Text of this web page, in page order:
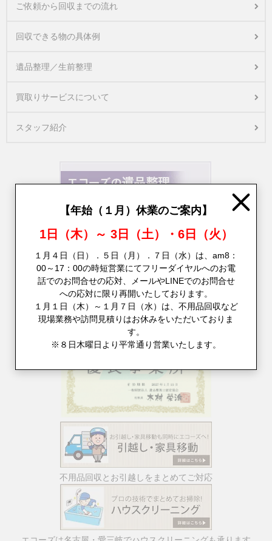
ご依頼から回収までの流れ
回収できる物の具体例
遺品整理／生前整理
買取りサービスについて
スタッフ紹介
不用品回収とお引越しをまとめてご対応
【年始（１月）休業のご案内】
1日（木）～ 3日（土）・6日（火）
１月４日（日）．５日（月）．７日（水）は、am8：
00～17：00の時短営業にてフリーダイヤルへのお電
話でのお問合せの応対、メールやLINEでのお問合せ
への応対に限り再開いたしております。
１月１日（木）～１月７日（水）は、不用品回収など
現場業務や訪問見積りはお休みをいただいておりま
す。
※８日木曜日より平常通り営業いたします。
Close